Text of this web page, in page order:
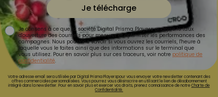
Je télécharge
Je consens à ce que la société Digital Prisma Players analyse le taux
d'ouverture des courriels pour mesurer et optimiser les performances des
campagnes. Nous pourrons savoir si vous ouvrez les courriels, l'heure à
laquelle vous le faites ainsi que des informations sur le terminal que
vous utilisez. Pour en savoir plus sur ces traceurs, voir notre politique de
confidentialité.
Votre adresse email sera utilisée par Digital Prisma Playerspour vous envoyer votre newsletter contenant des
offres commerciales personnalisées. Vous pourrez vous désinscrire en utilisant le lien de désabonnement
intégré dans la newsletter. Pour en savoir plus et exercer vos droits, prenez connaissance de notreCharte de
Confidentialité.